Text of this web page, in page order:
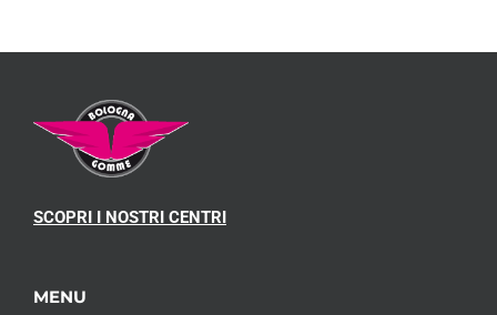
SCOPRI I NOSTRI CENTRI
MENU